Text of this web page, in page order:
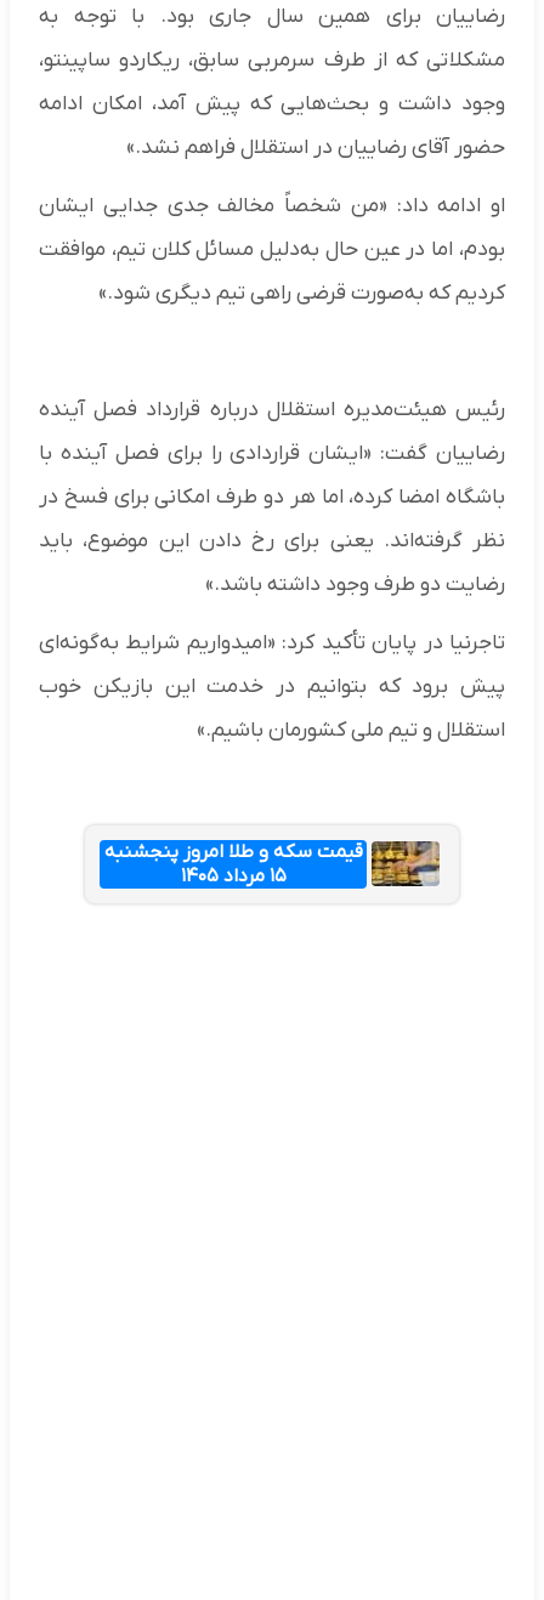
رضاییان برای همین سال جاری بود. با توجه به
مشکلاتی که از طرف سرمربی سابق، ریکاردو ساپینتو،
وجود داشت و بحث‌هایی که پیش آمد، امکان ادامه
حضور آقای رضاییان در استقلال فراهم نشد.»
او ادامه داد: «من شخصاً مخالف جدی جدایی ایشان
بودم، اما در عین حال به‌دلیل مسائل کلان تیم، موافقت
کردیم که به‌صورت قرضی راهی تیم دیگری شود.»
رئیس هیئت‌مدیره استقلال درباره قرارداد فصل آینده
رضاییان گفت: «ایشان قراردادی را برای فصل آینده با
باشگاه امضا کرده، اما هر دو طرف امکانی برای فسخ در
نظر گرفته‌اند. یعنی برای رخ دادن این موضوع، باید
رضایت دو طرف وجود داشته باشد.»
تاجرنیا در پایان تأکید کرد: «امیدواریم شرایط به‌گونه‌ای
پیش برود که بتوانیم در خدمت این بازیکن خوب
استقلال و تیم ملی کشورمان باشیم.»
قیمت سکه و طلا امروز پنجشنبه
۱۵ مرداد ۱۴۰۵